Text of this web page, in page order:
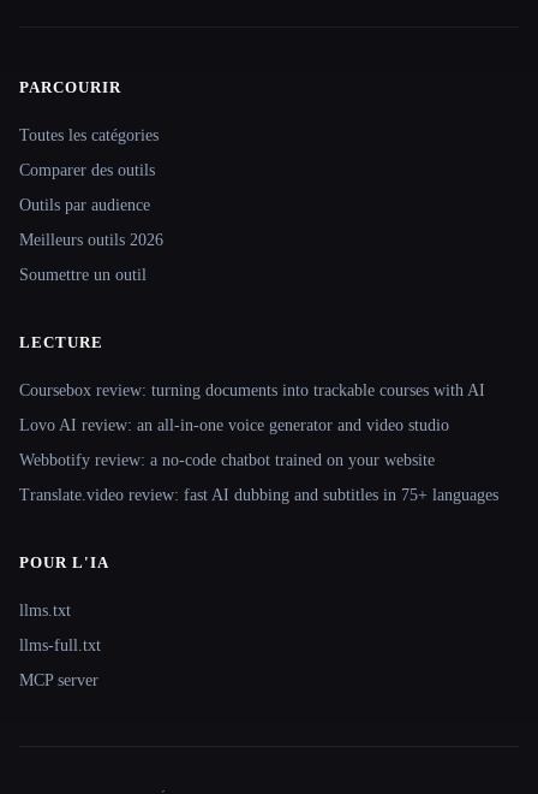
Site navigation
PARCOURIR
Toutes les catégories
Comparer des outils
Outils par audience
Meilleurs outils 2026
Soumettre un outil
LECTURE
Coursebox review: turning documents into trackable courses with AI
Lovo AI review: an all-in-one voice generator and video studio
Webbotify review: a no-code chatbot trained on your website
Translate.video review: fast AI dubbing and subtitles in 75+ languages
POUR L'IA
llms.txt
llms-full.txt
MCP server